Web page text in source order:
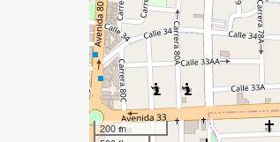
200 m